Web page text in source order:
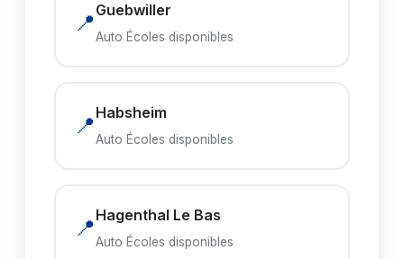
📍 Guebwiller
Auto Écoles disponibles
📍 Habsheim
Auto Écoles disponibles
📍 Hagenthal Le Bas
Auto Écoles disponibles